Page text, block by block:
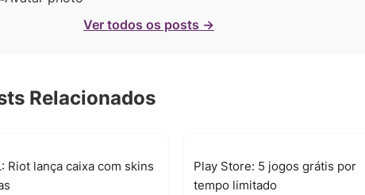
Ver todos os posts →
Relacionados
Riot lança caixa com skins
Play Store: 5 jogos grátis por
tempo limitado